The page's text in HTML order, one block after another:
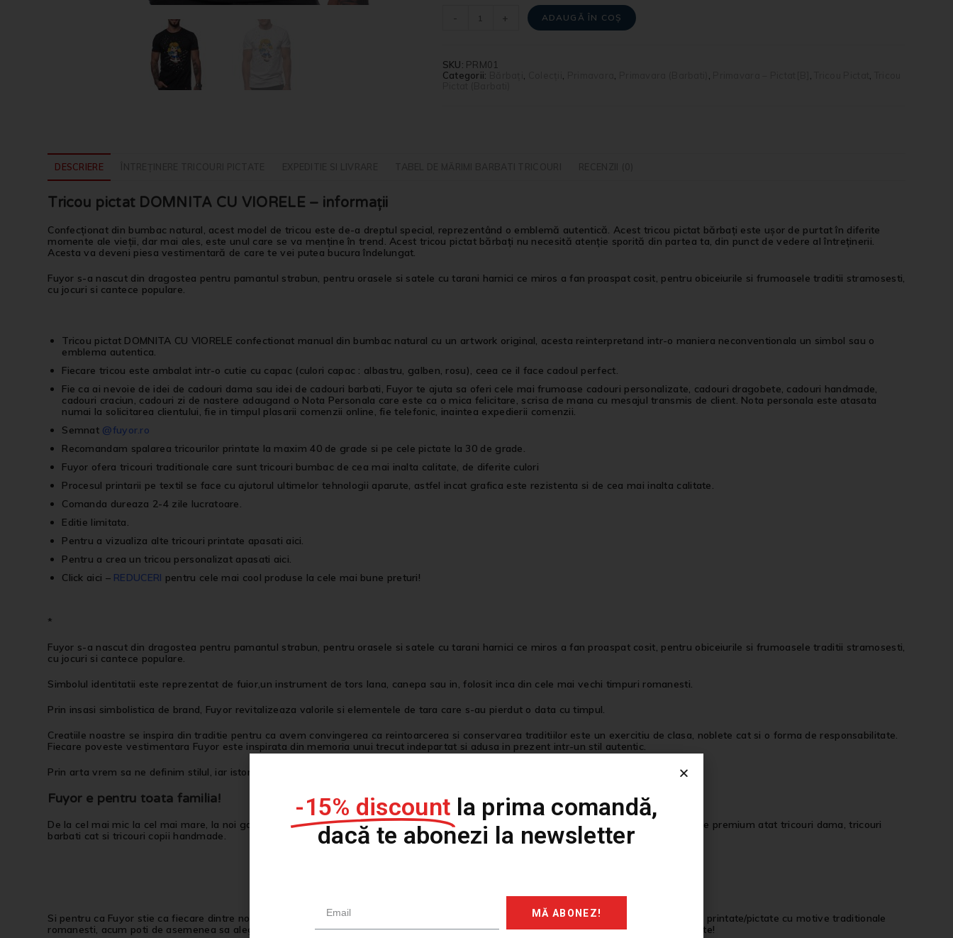
- + ADAUGĂ ÎN COȘ
SKU: PRM01
Categorii:
, , , , , ,
DESCRIERE
Tricou pictat DOMNITA CU VIORELE – informații
Confecționat din bumbac natural, acest model de tricou este de-a dreptul special, reprezentând o emblemă autentică. Acest tricou pictat bărbați este ușor de purtat în diferite
momente ale vieții, dar mai ales, este unul care se va menține în trend. Acest tricou pictat bărbați nu necesită atenție sporită din partea ta, din punct de vedere al întreținerii.
Acesta va deveni piesa vestimentară de care te vei putea bucura îndelungat.
Fuyor s-a nascut din dragostea pentru pamantul strabun, pentru orasele si satele cu tarani harnici ce miros a fan proaspat cosit, pentru obiceiurile si frumoasele traditii stramosesti,
cu jocuri si cantece populare.
Tricou pictat DOMNITA CU VIORELE confectionat manual din bumbac natural cu un artwork original, acesta reinterpretand intr-o maniera neconventionala un simbol sau o
emblema autentica.
Fiecare tricou este ambalat intr-o cutie cu capac (culori capac : albastru, galben, rosu), ceea ce il face cadoul perfect.
Fie ca ai nevoie de idei de cadouri dama sau idei de cadouri barbati, Fuyor te ajuta sa oferi cele mai frumoase cadouri personalizate, cadouri dragobete, cadouri handmade,
cadouri craciun, cadouri zi de nastere adaugand o Nota Personala care este ca o mica felicitare, scrisa de mana cu mesajul transmis de client. Nota personala este atasata
numai la solicitarea clientului, fie in timpul plasarii comenzii online, fie telefonic, inaintea expedierii comenzii.
Semnat @fuyor.ro
Recomandam spalarea tricourilor printate la maxim 40 de grade si pe cele pictate la 30 de grade.
Fuyor ofera tricouri traditionale care sunt tricouri bumbac de cea mai inalta calitate, de diferite culori
Procesul printarii pe textil se face cu ajutorul ultimelor tehnologii aparute, astfel incat grafica este rezistenta si de cea mai inalta calitate.
Comanda dureaza 2-4 zile lucratoare.
Editie limitata.
Pentru a vizualiza altetricouri printate apasati aici.
Pentru a crea untricou personalizat apasati aici.
Click aici – REDUCERI pentru cele mai cool produse la cele mai bune preturi!
*
Fuyor s-a nascut din dragostea pentru pamantul strabun, pentru orasele si satele cu tarani harnici ce miros a fan proaspat cosit, pentru obiceiurile si frumoasele traditii stramosesti,
cu jocuri si cantece populare.
Simbolul identitatii este reprezentat de fuior,un instrument de tors lana, canepa sau in, folosit inca din cele mai vechi timpuri romanesti.
Prin insasi simbolistica de brand, Fuyor revitalizeaza valorile si elementele de tara care s-au pierdut o data cu timpul.
Creatiile noastre se inspira din traditie pentru ca avem convingerea ca reintoarcerea si conservarea traditiilor este un exercitiu de clasa, noblete cat si o forma de responsabilitate.
Fiecare poveste vestimentara Fuyor este inspirata din memoria unui trecut indepartat si adusa in prezent intr-un stil autentic.
Prin arta vrem sa ne definim stilul, iar istoria sa ne inspire povestile, sa imbracam stilul cu traditie si autenticitate.
Fuyor e pentru toata familia!
De la cel mai mic la cel mai mare, la noi gasesti tricouri personalizate, tricouri printate sau tricouri pictate de diferite culori, bumbac calitate premium atat tricouri dama, tricouri
barbati cat si tricouri copii handmade.
Si pentru ca Fuyor stie ca fiecare dintre noi este Unic si stilul este arta exprimarii a ceea ce nu putem rosti prin cuvinte, pe langa tricourile printate/pictate cu motive traditionale
romanesti, acum poti de asemenea sa alegi produsul care te reprezintă, iar noi il vom personaliza pentru ca tu sa ai o vestimentatie aparte!
-15% discount la prima comandă,
dacă te abonezi la newsletter
MĂ ABONEZ!